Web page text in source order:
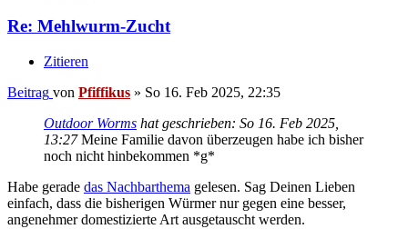
Re: Mehlwurm-Zucht
Zitieren
Beitrag von Pfiffikus » So 16. Feb 2025, 22:35
Outdoor Worms hat geschrieben: So 16. Feb 2025,
13:27Meine Familie davon überzeugen habe ich bisher
noch nicht hinbekommen *g*
Habe gerade das Nachbarthema gelesen. Sag Deinen Lieben
einfach, dass die bisherigen Würmer nur gegen eine besser,
angenehmer domestizierte Art ausgetauscht werden.